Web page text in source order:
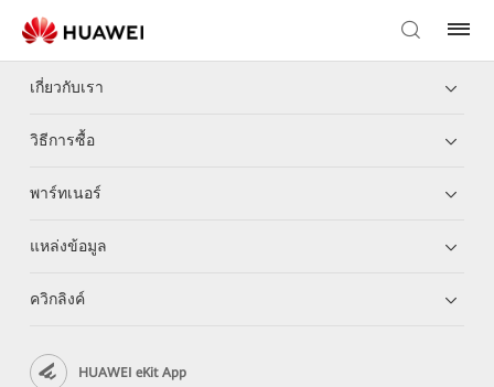
เกี่ยวกับเรา
วิธีการซื้อ
พาร์ทเนอร์
แหล่งข้อมูล
ควิกลิงค์
HUAWEI eKit App